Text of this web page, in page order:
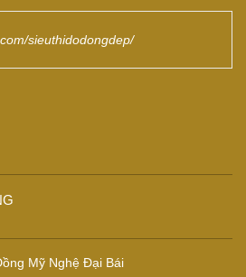
sieuthidodongdep/
Mỹ Nghệ Đại Bái